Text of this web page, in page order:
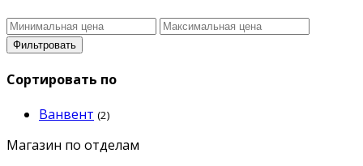
Фильтровать
Сортировать по
Ванвент (2)
Магазин по отделам